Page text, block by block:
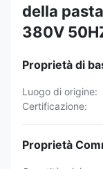
della
380V
Proprietà di
Luogo di origine:
Certificazione:
Proprietà